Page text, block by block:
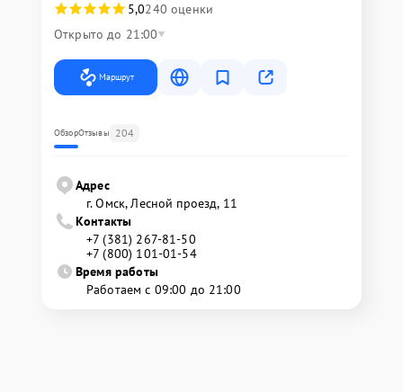
5,0240 оценки
Открыто до 21:00
Маршрут
ОбзорОтзывы 204
Адрес
г. Омск, ​Лесной проезд, 11
Контакты
+7 (381) 267-81-50
+7 (800) 101-01-54
Время работы
Работаем с 09:00 до 21:00